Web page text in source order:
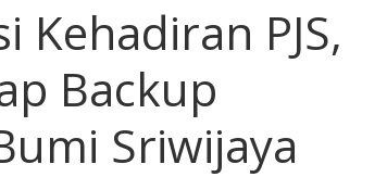
Kehadiran PJS,
Backup
Sriwijaya